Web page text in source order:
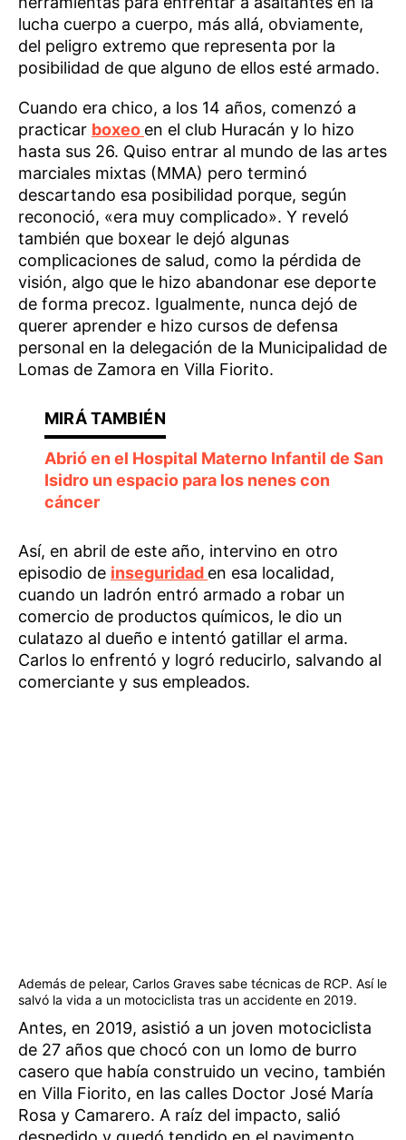
lucha cuerpo a cuerpo, más allá, obviamente,
del peligro extremo que representa por la
posibilidad de que alguno de ellos esté armado.
Cuando era chico, a los 14 años, comenzó a
practicar boxeo en el club Huracán y lo hizo
hasta sus 26. Quiso entrar al mundo de las artes
marciales mixtas (MMA) pero terminó
descartando esa posibilidad porque, según
reconoció, «era muy complicado». Y reveló
también que boxear le dejó algunas
complicaciones de salud, como la pérdida de
visión, algo que le hizo abandonar ese deporte
de forma precoz. Igualmente, nunca dejó de
querer aprender e hizo cursos de defensa
personal en la delegación de la Municipalidad de
Lomas de Zamora en Villa Fiorito.
Abrió en el Hospital Materno Infantil de San
Isidro un espacio para los nenes con
cáncer
Así, en abril de este año, intervino en otro
episodio de inseguridad en esa localidad,
cuando un ladrón entró armado a robar un
comercio de productos químicos, le dio un
culatazo al dueño e intentó gatillar el arma.
Carlos lo enfrentó y logró reducirlo, salvando al
comerciante y sus empleados.
Además de pelear, Carlos Graves sabe técnicas de RCP. Así le
salvó la vida a un motociclista tras un accidente en 2019.
Antes, en 2019, asistió a un joven motociclista
de 27 años que chocó con un lomo de burro
casero que había construido un vecino, también
en Villa Fiorito, en las calles Doctor José María
Rosa y Camarero. A raíz del impacto, salió